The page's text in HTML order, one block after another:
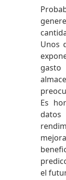
Unos
gasto
Es
el